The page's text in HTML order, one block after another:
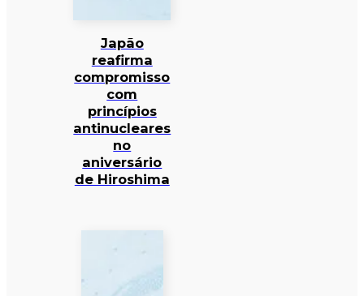
Japão
reafirma
compromisso
com
princípios
antinucleares
no
aniversário
de Hiroshima